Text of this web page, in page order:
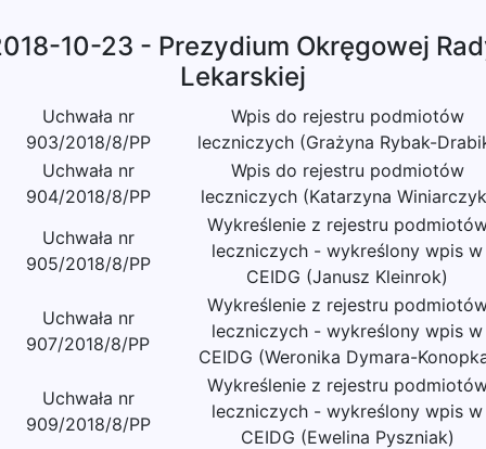
10-23 - Prezydium Okręgowej
Lekarskiej
Uchwała nr
903/2018/8/PP
Wpis do rejestru podmiotów
leczniczych (Grażyna Rybak-
Uchwała nr
904/2018/8/PP
Wpis do rejestru podmiotów
leczniczych (Katarzyna
Uchwała nr
905/2018/8/PP
Wykreślenie z rejestru
leczniczych - wykreślony wpis w
CEIDG (Janusz Kleinrok)
Uchwała nr
907/2018/8/PP
Wykreślenie z rejestru
leczniczych - wykreślony wpis w
CEIDG (Weronika Dymara-
Uchwała nr
909/2018/8/PP
Wykreślenie z rejestru
leczniczych - wykreślony wpis w
CEIDG (Ewelina Pyszniak)